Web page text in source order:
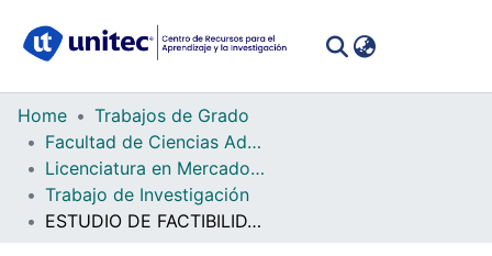
Communities
Collections
All of DSpace
Home
Trabajos de Grado
Facultad de Ciencias Administrativas y Sociales
Licenciatura en Mercadotecnia
Trabajo de Investigación
ESTUDIO DE FACTIBILIDAD PARA LA IMPLEMENTACIÓN DE UNA CAFETERIA CON TEMATICA VINTAGE EN SAN PEDRO SULA, CORTÉS